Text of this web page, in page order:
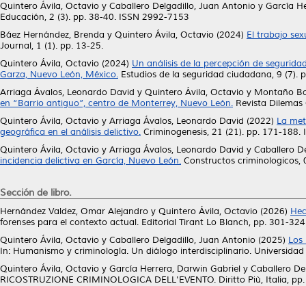
Quintero Ávila, Octavio y Caballero Delgadillo, Juan Antonio y García
Educación, 2 (3). pp. 38-40. ISSN 2992-7153
Báez Hernández, Brenda y Quintero Ávila, Octavio (2024) El trabajo
Journal, 1 (1). pp. 13-25.
Quintero Ávila, Octavio (2024) Un análisis de la percepción de
Garza, Nuevo León, México. Estudios de la seguridad ciudadana, 9 (7).
Arriaga Ávalos, Leonardo David y Quintero Ávila, Octavio y Montaño
en “Barrio antiguo”, centro de Monterrey, Nuevo León. Revista
Quintero Ávila, Octavio y Arriaga Ávalos, Leonardo David (2022) La
geográfica en el análisis delictivo. Criminogenesis, 21 (21). pp. 171-188.
Quintero Ávila, Octavio y Arriaga Ávalos, Leonardo David y Caballero
incidencia delictiva en García, Nuevo León. Constructos criminologicos,
Sección de libro.
Hernández Valdez, Omar Alejandro y Quintero Ávila, Octavio (2026)
forenses para el contexto actual. Editorial Tirant Lo Blanch, pp. 301-
Quintero Ávila, Octavio y Caballero Delgadillo, Juan Antonio (2025)
In: Humanismo y criminología. Un diálogo interdisciplinario.
Quintero Ávila, Octavio y García Herrera, Darwin Gabriel y Caballero
RICOSTRUZIONE CRIMINOLOGICA DELL'EVENTO. Diritto Più, Italia,